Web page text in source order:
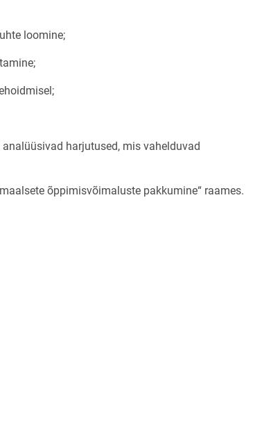
loomine;
harjutused, mis vahelduvad
õppimisvõimaluste pakkumine“ raames.